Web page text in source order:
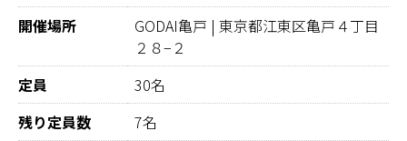
開催場所
GODAI亀戸 | 東京都江東区亀戸４丁目
２８−２
定員
30名
残り定員数
7名